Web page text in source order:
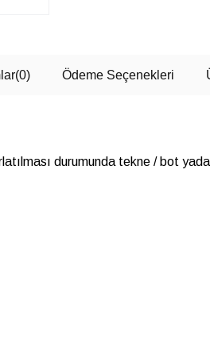
(0) Ödeme Seçenekleri
durumunda tekne / bot